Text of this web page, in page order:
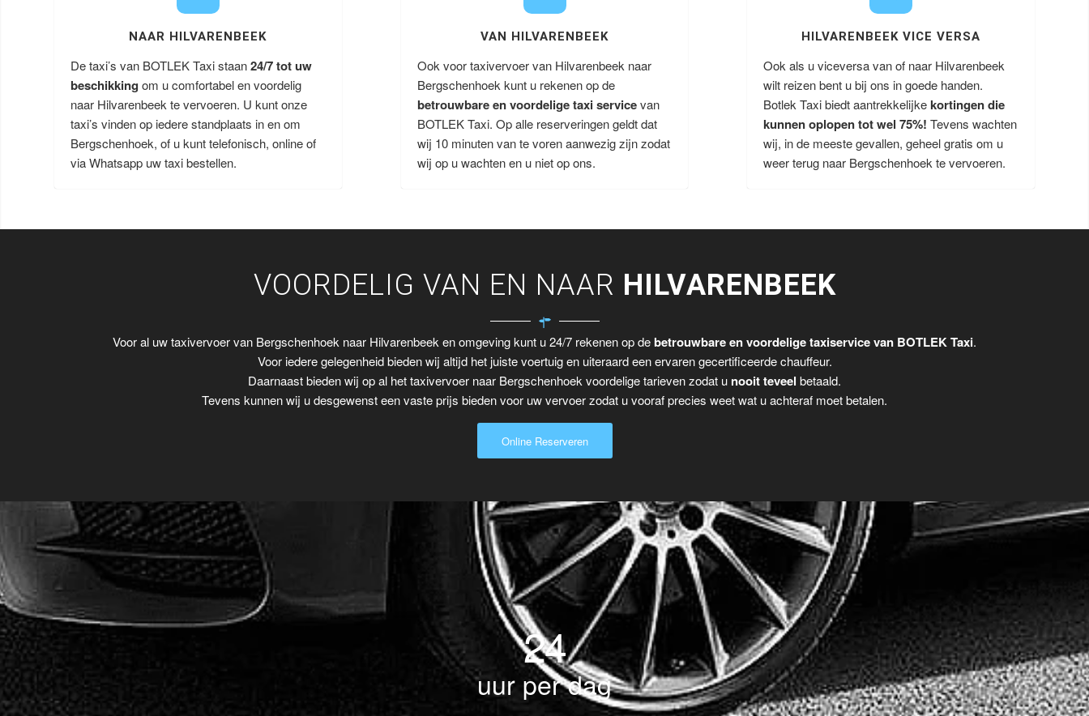
NAAR HILVARENBEEK
De taxi’s van BOTLEK Taxi staan24/7 tot uw
beschikking om u comfortabel en voordelig
naar Hilvarenbeek te vervoeren. U kunt onze
taxi’s vinden op iedere standplaats in en om
Bergschenhoek, of u kunt telefonisch, online of
via Whatsapp uw taxi bestellen.
VAN HILVARENBEEK
Ook voor taxivervoer van Hilvarenbeek naar
Bergschenhoek kunt u rekenen op de
betrouwbare en voordelige taxi servicevan
BOTLEK Taxi. Op alle reserveringen geldt dat
wij 10 minuten van te voren aanwezig zijn zodat
wij op u wachten en u niet op ons.
HILVARENBEEK VICE VERSA
Ook als u viceversa van of naar Hilvarenbeek
wilt reizen bent u bij ons in goede handen.
Botlek Taxi biedt aantrekkelijkekortingen die
kunnen oplopen tot wel 75%!Tevens wachten
wij, in de meeste gevallen, geheel gratis om u
weer terug naar Bergschenhoek te vervoeren.
VOORDELIG VAN EN NAAR HILVARENBEEK
Voor al uw taxivervoer van Bergschenhoek naar Hilvarenbeek en omgeving kunt u 24/7 rekenen op debetrouwbare en voordelige taxiservice van BOTLEK Taxi.
Voor iedere gelegenheid bieden wij altijd het juiste voertuig en uiteraard een ervaren gecertificeerde chauffeur.
Daarnaast bieden wij op al het taxivervoer naar Bergschenhoek voordelige tarieven zodat u nooit teveel betaald.
Tevens kunnen wij u desgewenst een vaste prijs bieden voor uw vervoer zodat u vooraf precies weet wat u achteraf moet betalen.
Online Reserveren
24
uur per dag